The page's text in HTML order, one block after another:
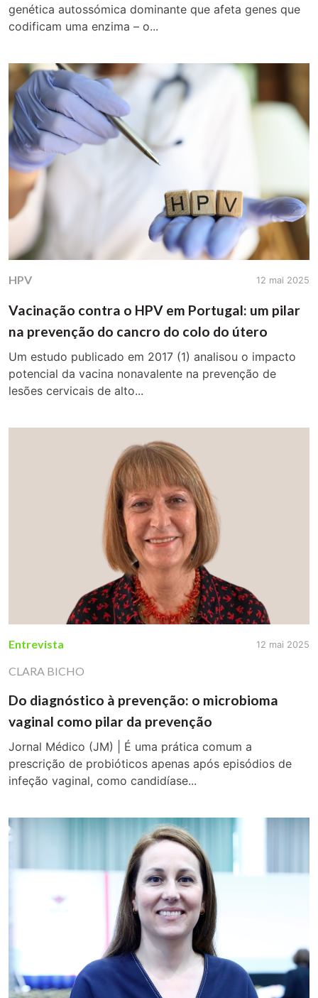
genética autossómica dominante que afeta genes que
codificam uma enzima – o...
HPV 12 mai 2025
Vacinação contra o HPV em Portugal: um pilar
na prevenção do cancro do colo do útero
Um estudo publicado em 2017 (1) analisou o impacto
potencial da vacina nonavalente na prevenção de
lesões cervicais de alto...
Entrevista 12 mai 2025
CLARA BICHO
Do diagnóstico à prevenção: o microbioma
vaginal como pilar da prevenção
Jornal Médico (JM) | É uma prática comum a
prescrição de probióticos apenas após episódios de
infeção vaginal, como candidíase...